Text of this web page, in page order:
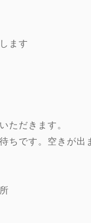
ます
ただきます。
ちです。空きが出